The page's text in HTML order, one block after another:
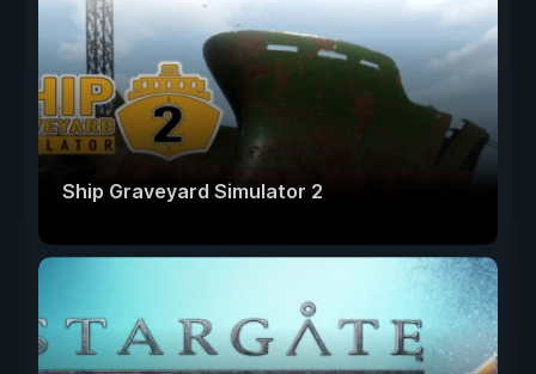
Ship Graveyard Simulator 2